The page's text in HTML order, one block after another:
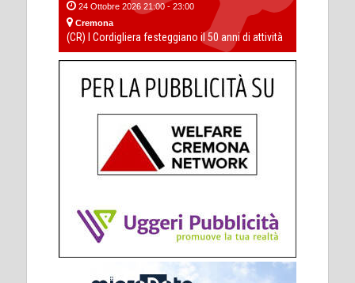
24 Ottobre 2026 21:00 - 23:00
Cremona
(CR) I Cordigliera festeggiano il 50 anni di attività